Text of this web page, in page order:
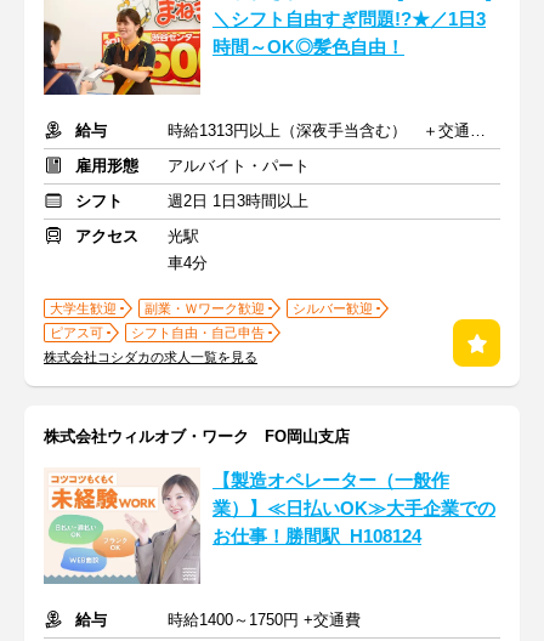
＼シフト自由すぎ問題!?★／1日3
時間～OK◎髪色自由！
給与
時給1313円以上（深夜手当含む） ＋交通費支給
雇用形態
アルバイト・パート
シフト
週2日 1日3時間以上
アクセス
光駅
車4分
大学生歓迎 副業・Ｗワーク歓迎
シルバー歓迎
ピアス可
シフト自由・自己申告
株式会社コシダカの求人一覧を見る
株式会社ウィルオブ・ワーク FO岡山支店
【製造オペレーター（一般作
業）】≪日払いOK≫大手企業での
お仕事！勝間駅_H108124
給与
時給1400～1750円 +交通費